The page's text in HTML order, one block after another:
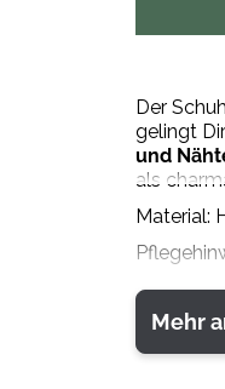
Der
gelingt
und
als
Material:
Mehr